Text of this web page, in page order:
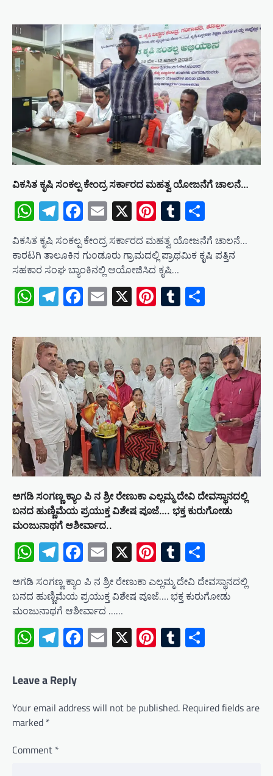
ವಿಕಸಿತ ಕೃಷಿ ಸಂಕಲ್ಪ ಕೇಂದ್ರ ಸರ್ಕಾರದ ಮಹತ್ವ ಯೋಜನೆಗೆ ಚಾಲನೆ…
WhatsApp
Telegram
Facebook
Email
X Pinterest
Tumblr
ವಿಕಸಿತ ಕೃಷಿ ಸಂಕಲ್ಪ ಕೇಂದ್ರ ಸರ್ಕಾರದ ಮಹತ್ವ ಯೋಜನೆಗೆ ಚಾಲನೆ…
ಕಾರಟಗಿ ತಾಲೂಕಿನ ಗುಂಡೂರು ಗ್ರಾಮದಲ್ಲಿ ಪ್ರಾಥಮಿಕ ಕೃಷಿ ಪತ್ತಿನ
ಸಹಕಾರ ಸಂಘ ಬ್ಯಾಂಕಿನಲ್ಲಿ ಆಯೋಜಿಸಿದ ಕೃಷಿ…
WhatsApp
Telegram
Facebook
Email
X Pinterest
Tumblr
ಅಗಡಿ ಸಂಗಣ್ಣ ಕ್ಯಾಂ ಪಿ ನ ಶ್ರೀ ರೇಣುಕಾ ಎಲ್ಲಮ್ಮ ದೇವಿ ದೇವಸ್ಥಾನದಲ್ಲಿ
ಬನದ ಹುಣ್ಣಿಮೆಯ ಪ್ರಯುಕ್ತ ವಿಶೇಷ ಪೂಜೆ…. ಭಕ್ತ ಕುರುಗೋಡು
ಮಂಜುನಾಥಗೆ ಆಶೀರ್ವಾದ..
WhatsApp
Telegram
Facebook
Email
X Pinterest
Tumblr
ಅಗಡಿ ಸಂಗಣ್ಣ ಕ್ಯಾಂ ಪಿ ನ ಶ್ರೀ ರೇಣುಕಾ ಎಲ್ಲಮ್ಮ ದೇವಿ ದೇವಸ್ಥಾನದಲ್ಲಿ
ಬನದ ಹುಣ್ಣಿಮೆಯ ಪ್ರಯುಕ್ತ ವಿಶೇಷ ಪೂಜೆ…. ಭಕ್ತ ಕುರುಗೋಡು
ಮಂಜುನಾಥಗೆ ಆಶೀರ್ವಾದ ……
WhatsApp
Telegram
Facebook
Email
X Pinterest
Tumblr
Leave a Reply
Your email address will not be published. Required fields are
marked *
Comment *